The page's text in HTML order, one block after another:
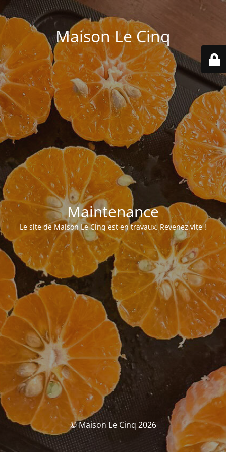
Maison Le Cinq
Maintenance
Le site de Maison Le Cinq est en travaux. Revenez vite !
© Maison Le Cinq 2026